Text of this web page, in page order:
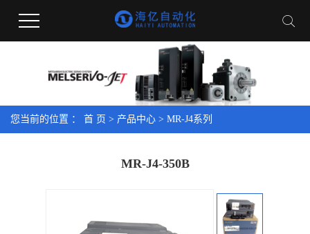
您当前的位置 ： 首 页 > 产品中心 > MR-J4系列
MR-J4-350B